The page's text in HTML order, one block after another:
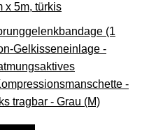
x 5m, türkis
(1
Gelkisseneinlage -
-
tragbar - Grau (M)